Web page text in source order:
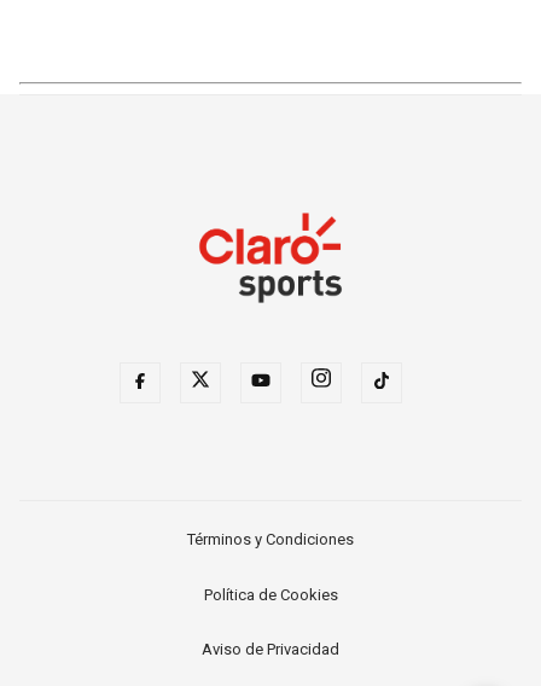
Términos y Condiciones
Política de Cookies
Aviso de Privacidad